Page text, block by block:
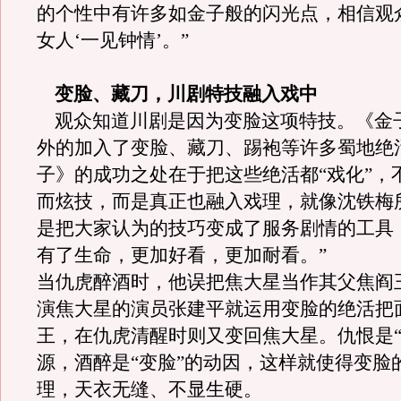
的个性中有许多如金子般的闪光点，相信观
女人‘一见钟情’。”
变脸、藏刀，川剧特技融入戏中
观众知道川剧是因为变脸这项特技。《金
外的加入了变脸、藏刀、踢袍等许多蜀地绝
子》的成功之处在于把这些绝活都“戏化”，
而炫技，而是真正也融入戏理，就像沈铁梅
是把大家认为的技巧变成了服务剧情的工具
有了生命，更加好看，更加耐看。”
当仇虎醉酒时，他误把焦大星当作其父焦阎
演焦大星的演员张建平就运用变脸的绝活把
王，在仇虎清醒时则又变回焦大星。仇恨是
源，酒醉是“变脸”的动因，这样就使得变脸
理，天衣无缝、不显生硬。